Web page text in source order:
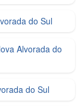
do Sul
Alvorada do
do Sul